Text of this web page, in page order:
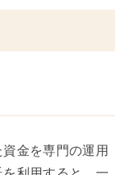
金を専門の運用